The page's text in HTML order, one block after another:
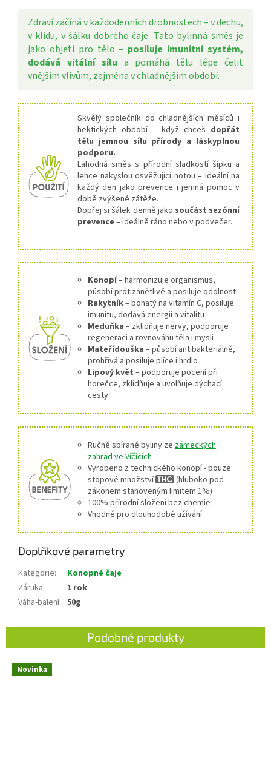
Zdraví začíná v každodenních drobnostech – v dechu,
v klidu, v šálku dobrého čaje. Tato bylinná směs je
jako objetí pro tělo – posiluje imunitní systém,
dodává vitální sílu a pomáhá tělu lépe čelit
vnějším vlivům, zejména v chladnějším období.
Skvělý společník do chladnějších měsíců i
hektických období – když chceš dopřát
tělu jemnou sílu přírody a láskyplnou
podporu.
Lahodná směs s přírodní sladkostí šípku a
lehce nakyslou osvěžující notou – ideální na
každý den jako prevence i jemná pomoc v
době zvýšené zátěže.
Dopřej si šálek denně jako součást sezónní
prevence – ideálně ráno nebo v podvečer.
Konopí– harmonizuje organismus,
působí protizánětlivě a posiluje odolnost
Rakytník– bohatý na vitamín C, posiluje
imunitu, dodává energii a vitalitu
Meduňka – zklidňuje nervy, podporuje
regeneraci a rovnováhu těla i mysli
Mateřídouška – působí antibakteriálně,
prohřívá a posiluje plíce i hrdlo
Lipový květ – podporuje pocení při
horečce, zklidňuje a uvolňuje dýchací
cesty
Ručně sbírané byliny ze zámeckých
zahrad ve Vičicích
Vyrobeno z technického konopí - pouze
stopové množství
(hluboko pod
zákonem stanoveným limitem 1%)
100% přírodní složení bez chemie
Vhodné pro dlouhodobé užívání
Doplňkové parametry
Kategorie:
Konopné čaje
Záruka:
1 rok
Váha-balení: 50g
Novinka